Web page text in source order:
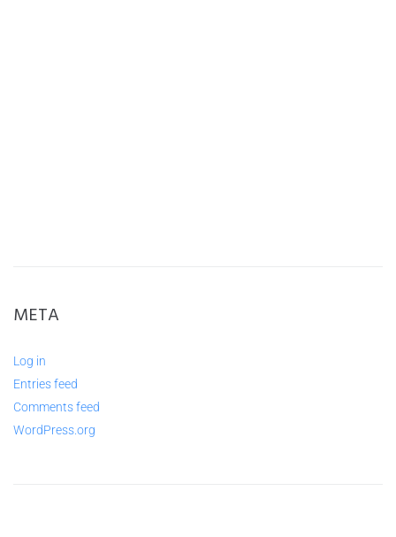
META
Log in
Entries feed
Comments feed
WordPress.org